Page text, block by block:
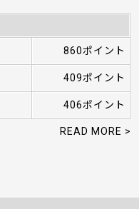
860ポイント
409ポイント
406ポイント
READ MORE >